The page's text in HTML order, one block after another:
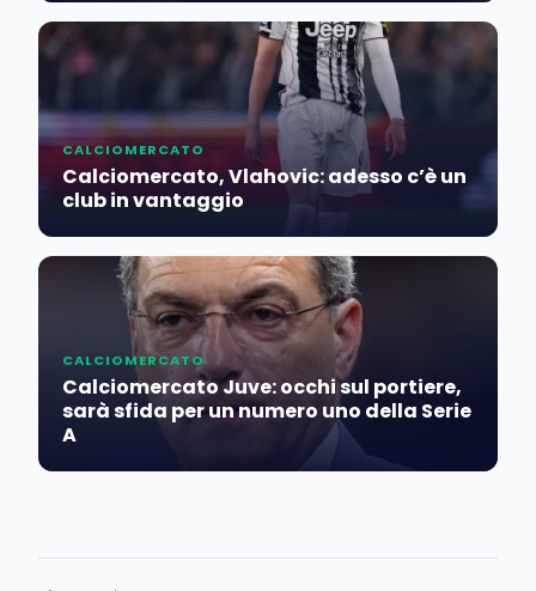
CALCIOMERCATO
Calciomercato, Vlahovic: adesso c’è un
club in vantaggio
CALCIOMERCATO
Calciomercato Juve: occhi sul portiere,
sarà sfida per un numero uno della Serie
A